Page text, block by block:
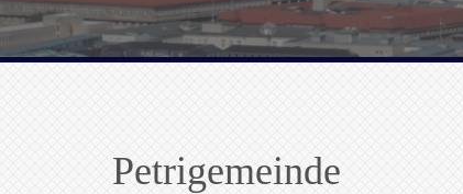
Petrigemeinde